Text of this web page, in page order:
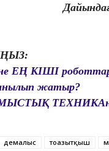
ЕҢ КІШІ
жатыр?
демалыс тоңазытқыш